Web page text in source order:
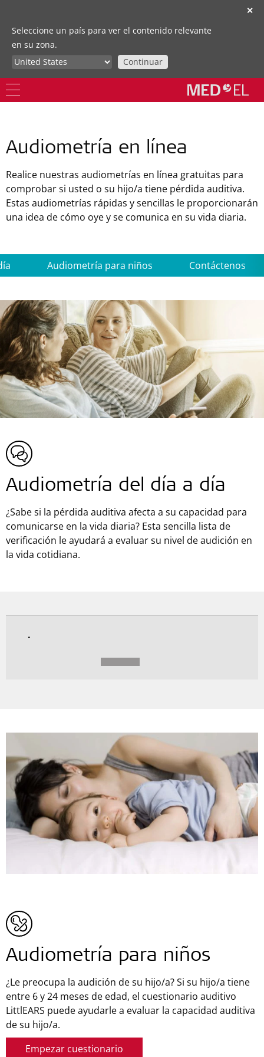
✕
Seleccione un país para ver el contenido relevante
en su zona.
Continuar
Audiometría en línea
Realice nuestras audiometrías en línea gratuitas para
comprobar si usted o su hijo/a tiene pérdida auditiva.
Estas audiometrías rápidas y sencillas le proporcionarán
una idea de cómo oye y se comunica en su vida diaria.
Audiometría para niños Contáctenos
Audiometría del día a día
¿Sabe si la pérdida auditiva afecta a su capacidad para
comunicarse en la vida diaria? Esta sencilla lista de
verificación le ayudará a evaluar su nivel de audición en
la vida cotidiana.
Audiometría para niños
¿Le preocupa la audición de su hijo/a? Si su hijo/a tiene
entre 6 y 24 meses de edad, el cuestionario auditivo
LittlEARS puede ayudarle a evaluar la capacidad auditiva
de su hijo/a.
Empezar cuestionario